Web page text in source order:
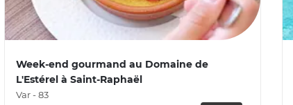
Week-end gourmand au Domaine de
L'Estérel à Saint-Raphaël
Var - 83